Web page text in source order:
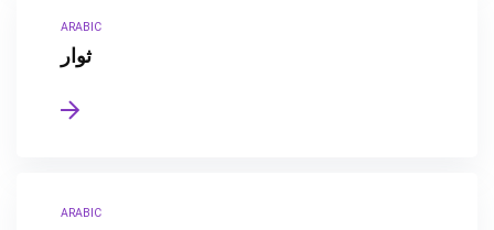
ARABIC
ثوار
ARABIC